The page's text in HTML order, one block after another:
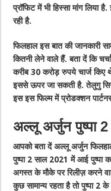
प्रॉफिट में भी हिस्सा मांग लिया
रही है.
फिलहाल इस बात की जानकारी
कितनी लेने वाले हैं. बता दें कि
करीब 30 करोड़ रुपये चार्ज
इससे ऊपर जा सकती है. तेलुगु
इस इस फिल्म में प्रोडक्शन
अल्लू अर्जुन पुष्पा 2
आपको बता दें अल्लू अर्जुन
पुष्पा 2 साल 2021 में आई पुष्पा
अगस्त के मौके पर रिलीज़ करने
कुछ सामान्य रहता है तो पुष्पा 2